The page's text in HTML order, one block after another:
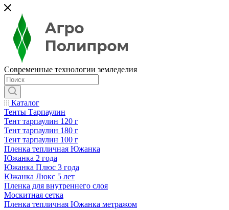
Современные технологии земледелия
Каталог
Тенты Тарпаулин
Тент тарпаулин 120 г
Тент тарпаулин 180 г
Тент тарпаулин 100 г
Пленка тепличная Южанка
Южанка 2 года
Южанка Плюс 3 года
Южанка Люкс 5 лет
Пленка для внутреннего слоя
Москитная сетка
Пленка тепличная Южанка метражом